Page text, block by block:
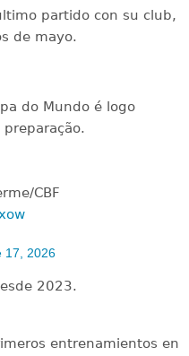
partido con su club,
de mayo.
do Mundo é logo
CBF
17, 2026
2023.
entrenamientos en